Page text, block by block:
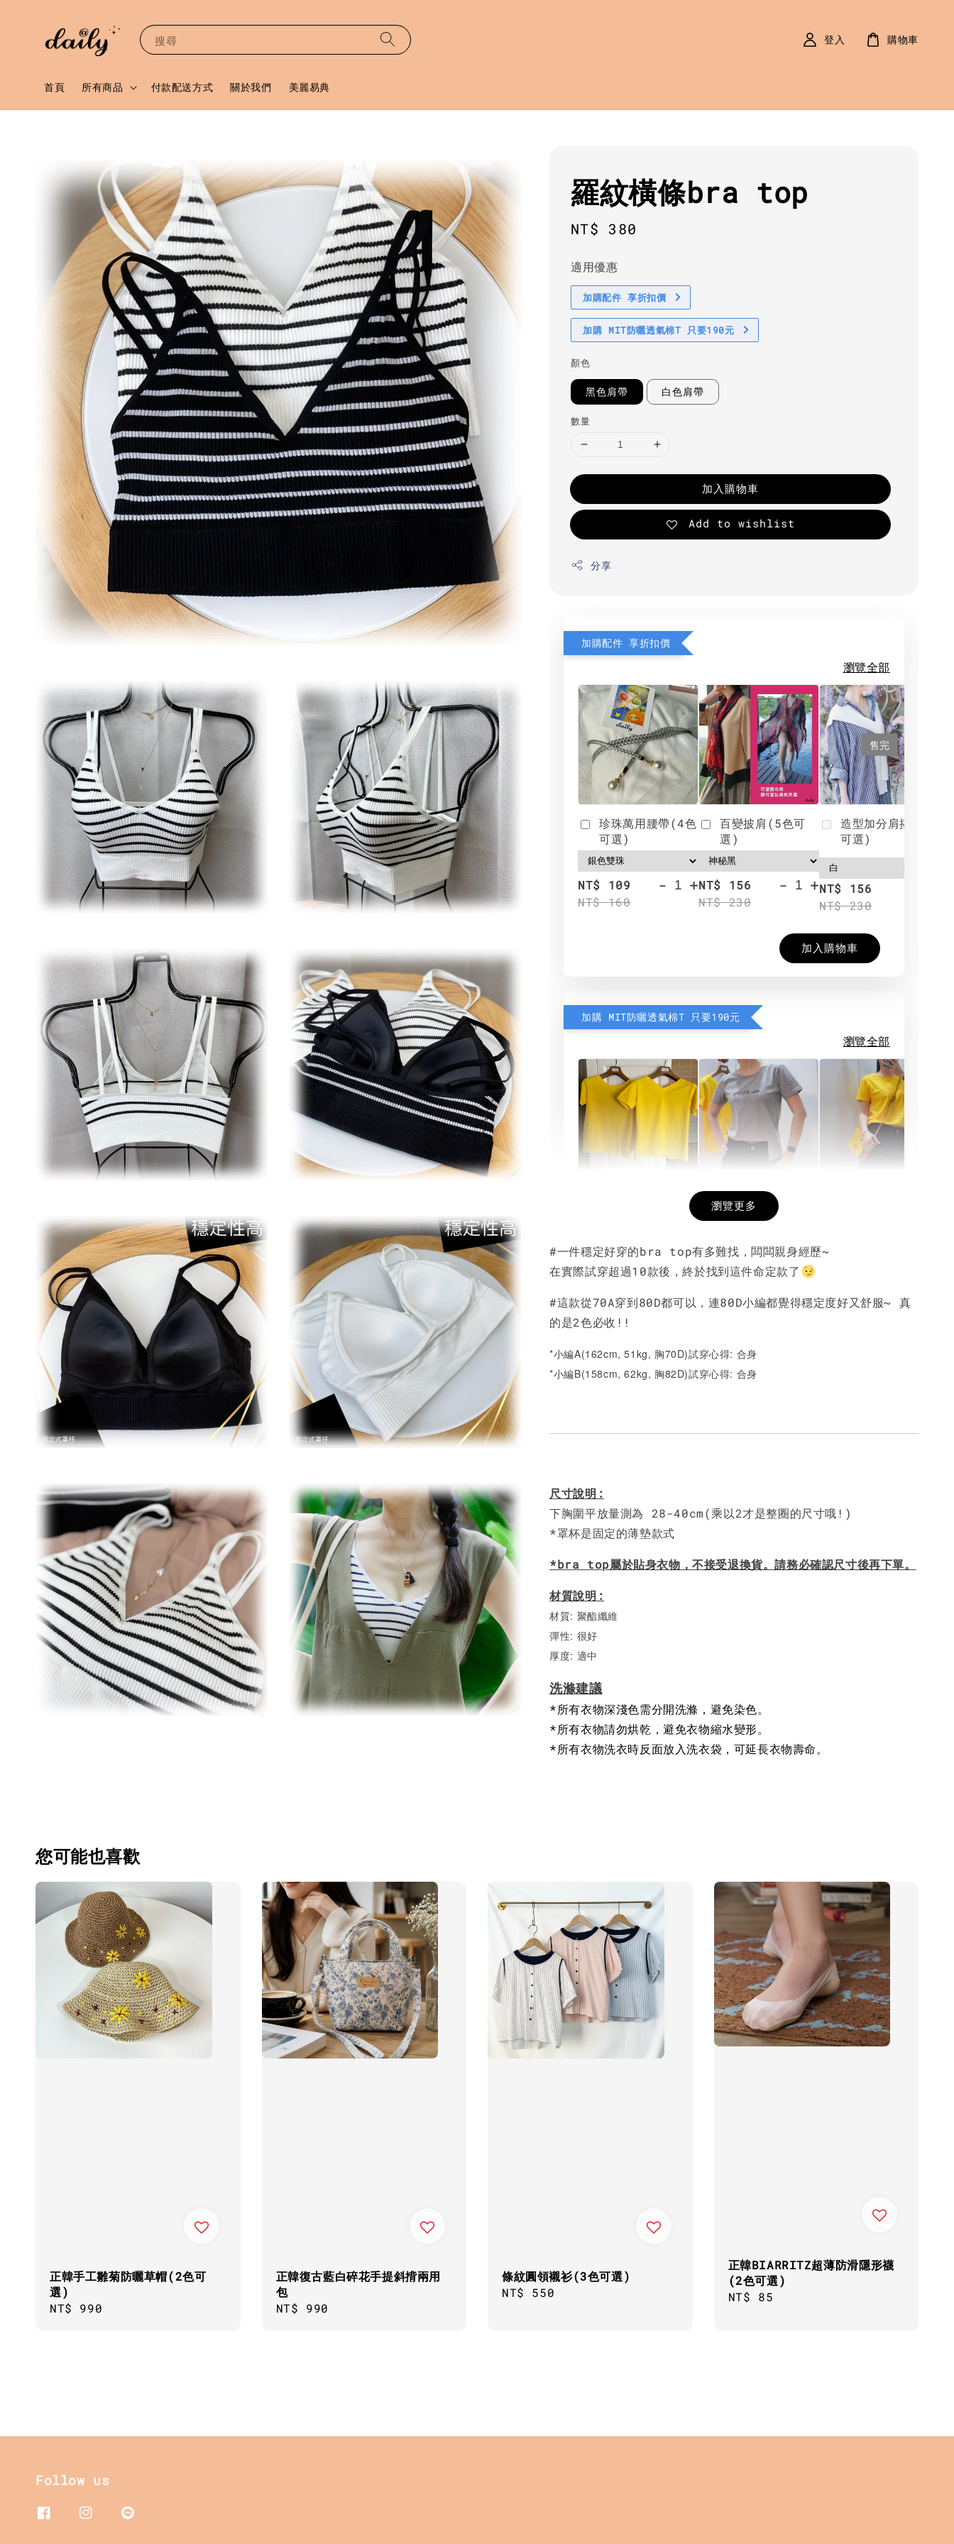
搜尋
首頁 所有商品 付款配送方式 關於我們 美麗易典
登入 購物車
羅紋橫條bra top
Regular
NT$ 380
適用優惠
加購配件 享折扣價
加購 MIT防曬透氣棉T 只要190元
顏色
黑色肩帶 白色肩帶
數量
加入購物車
Add to wishlist
分享
加購配件 享折扣價
瀏覽全部
珍珠萬用腰帶(4色
可選)
NT$ 109
NT$ 160
- +
百變披肩(5色可
選)
NT$ 156
NT$ 230
- +
售完
造型加分肩搭(4色
可選)
NT$ 156
NT$ 230
加入購物車
加購 MIT防曬透氣棉T 只要190元
瀏覽全部
NT$ 190
NT$ 450
- +
希望相隨雙面T
NT$ 190
NT$ 450
- +NT$ 190
瀏覽更多
#一件穩定好穿的bra top有多難找，闆闆親身經歷~
在實際試穿超過10款後，終於找到這件命定款了
#這款從70A穿到80D都可以，連80D小編都覺得穩定度好又舒服~ 真
的是2色必收!!
*小編A(162cm, 51kg, 胸70D)試穿心得: 合身
*小編B(158cm, 62kg, 胸82D)試穿心得: 合身
尺寸說明:
下胸圍平放量測為 28-40cm(乘以2才是整圈的尺寸哦!)
*罩杯是固定的薄墊款式
*bra top屬於貼身衣物，不接受退換貨。請務必確認尺寸後再下單。
材質說明:
材質: 聚酯纖維
彈性: 很好
厚度: 適中
洗滌建議
*所有衣物深淺色需分開洗滌，避免染色。
*所有衣物請勿烘乾，避免衣物縮水變形。
*所有衣物洗衣時反面放入洗衣袋，可延長衣物壽命。
您可能也喜歡
正韓手工雛菊防曬草帽(2色可
選)
Regular
NT$ 990
正韓復古藍白碎花手提斜揹兩用
包
Regular
NT$ 990
條紋圓領襯衫(3色可選)
Regular
NT$ 550
正韓BIARRITZ超薄防滑隱形襪
(2色可選)
Regular
NT$ 85
Follow us